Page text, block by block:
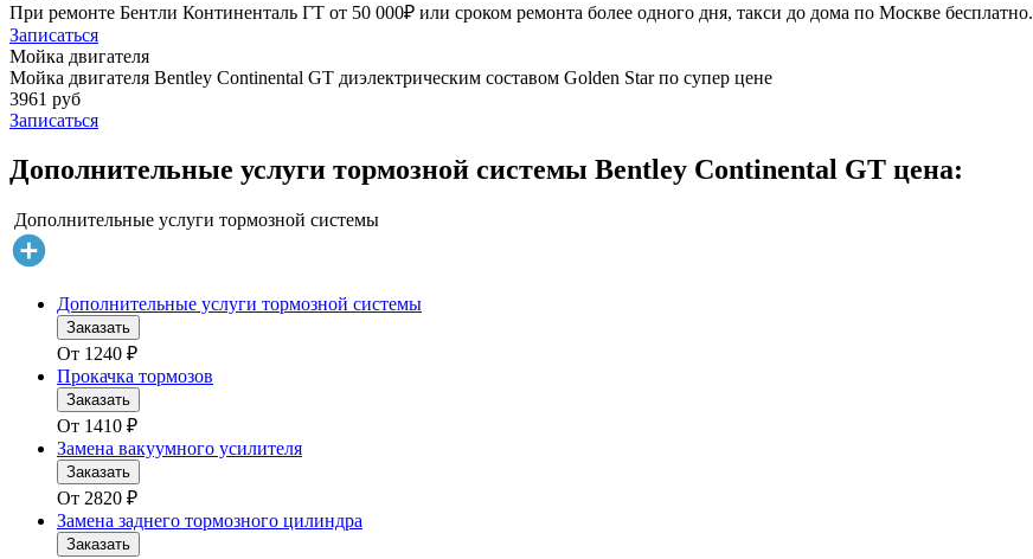
При ремонте Бентли Континенталь ГТ от 50 000₽ или сроком ремонта более одного дня, такси до дома по Москве бесплатно.
Записаться
Мойка двигателя
Мойка двигателя Bentley Continental GT диэлектрическим составом Golden Star по супер цене
3961 руб
Записаться
Дополнительные услуги тормозной системы Bentley Continental GT цена:
Дополнительные услуги тормозной системы
Дополнительные услуги тормозной системы
Заказать
От 1240 ₽
Прокачка тормозов
Заказать
От 1410 ₽
Замена вакуумного усилителя
Заказать
От 2820 ₽
Замена заднего тормозного цилиндра
Заказать